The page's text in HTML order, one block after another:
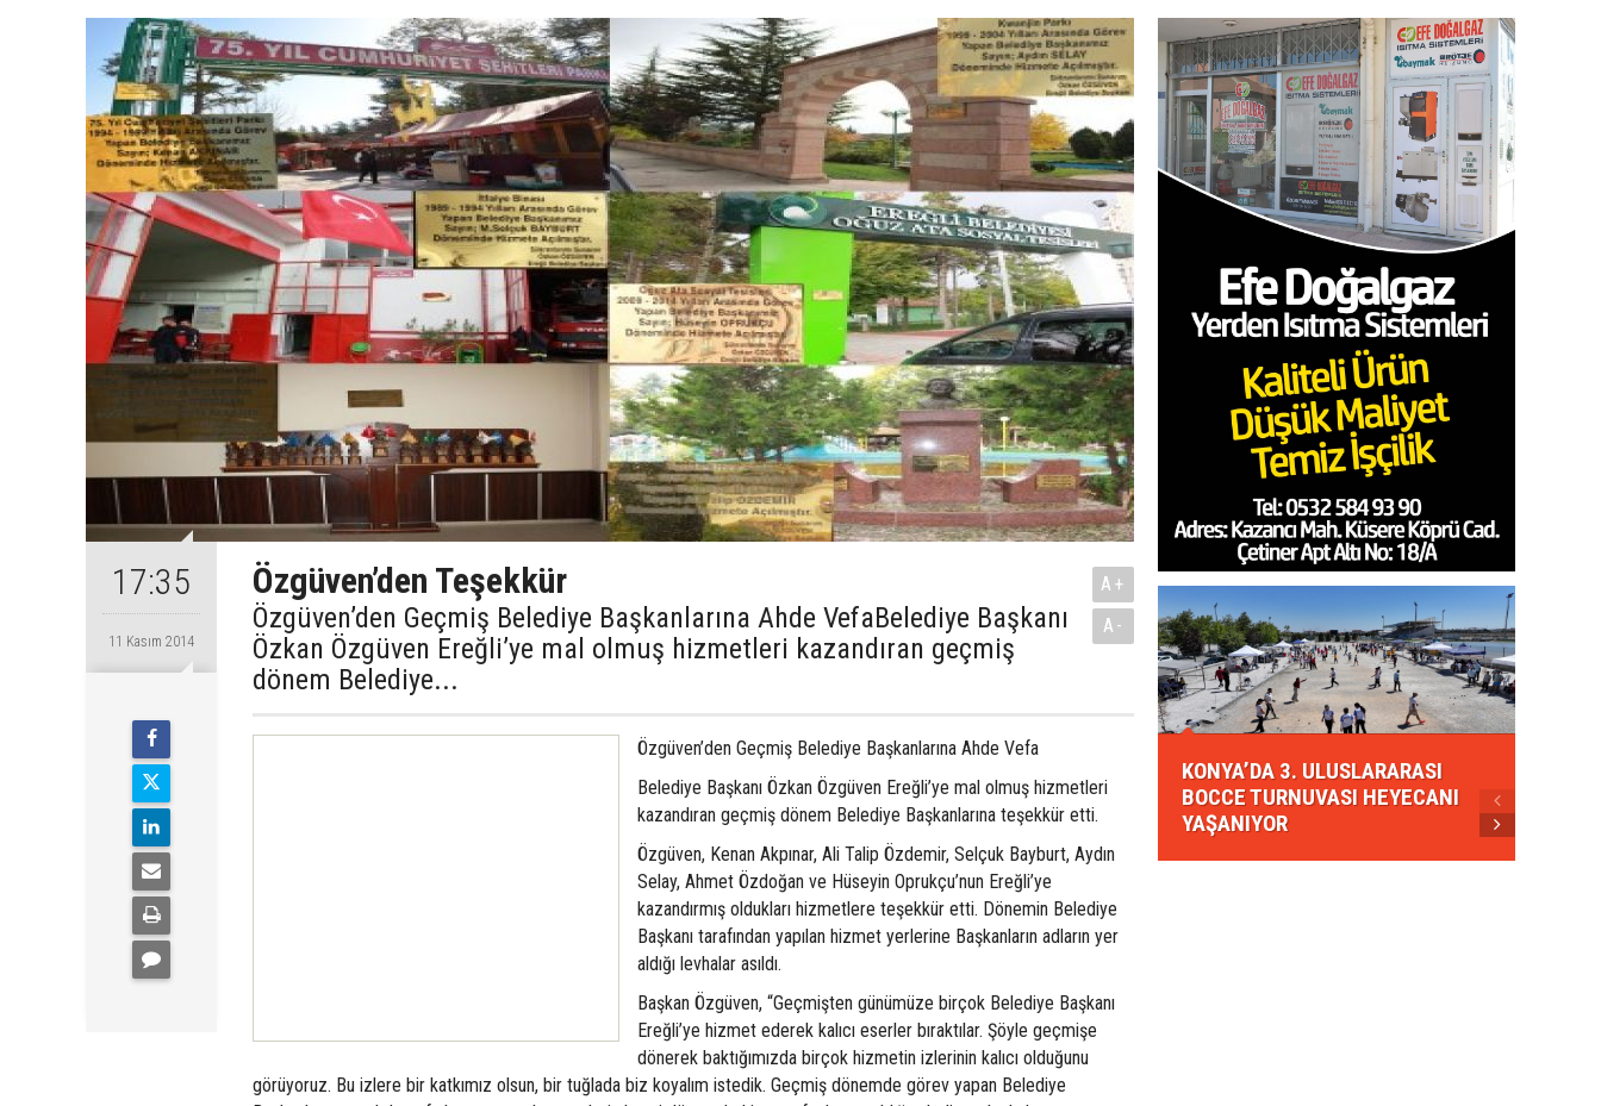
17:35
11 Kasım 2014
Özgüven’den Teşekkür
Özgüven’den Geçmiş Belediye Başkanlarına Ahde VefaBelediye Başkanı
Özkan Özgüven Ereğli’ye mal olmuş hizmetleri kazandıran geçmiş
dönem Belediye...
A+
A-
Özgüven’den Geçmiş Belediye Başkanlarına Ahde Vefa
Belediye Başkanı Özkan Özgüven Ereğli’ye mal olmuş hizmetleri
kazandıran geçmiş dönem Belediye Başkanlarına teşekkür etti.
Özgüven, Kenan Akpınar, Ali Talip Özdemir, Selçuk Bayburt, Aydın
Selay, Ahmet Özdoğan ve Hüseyin Oprukçu’nun Ereğli’ye
kazandırmış oldukları hizmetlere teşekkür etti. Dönemin Belediye
Başkanı tarafından yapılan hizmet yerlerine Başkanların adların yer
aldığı levhalar asıldı.
Başkan Özgüven, “Geçmişten günümüze birçok Belediye Başkanı
Ereğli’ye hizmet ederek kalıcı eserler bıraktılar. Şöyle geçmişe
dönerek baktığımızda birçok hizmetin izlerinin kalıcı olduğunu
görüyoruz. Bu izlere bir katkımız olsun, bir tuğlada biz koyalım istedik. Geçmiş dönemde görev yapan Belediye
KONYA’DA 3. ULUSLARARASI
BOCCE TURNUVASI HEYECANI
YAŞANIYOR